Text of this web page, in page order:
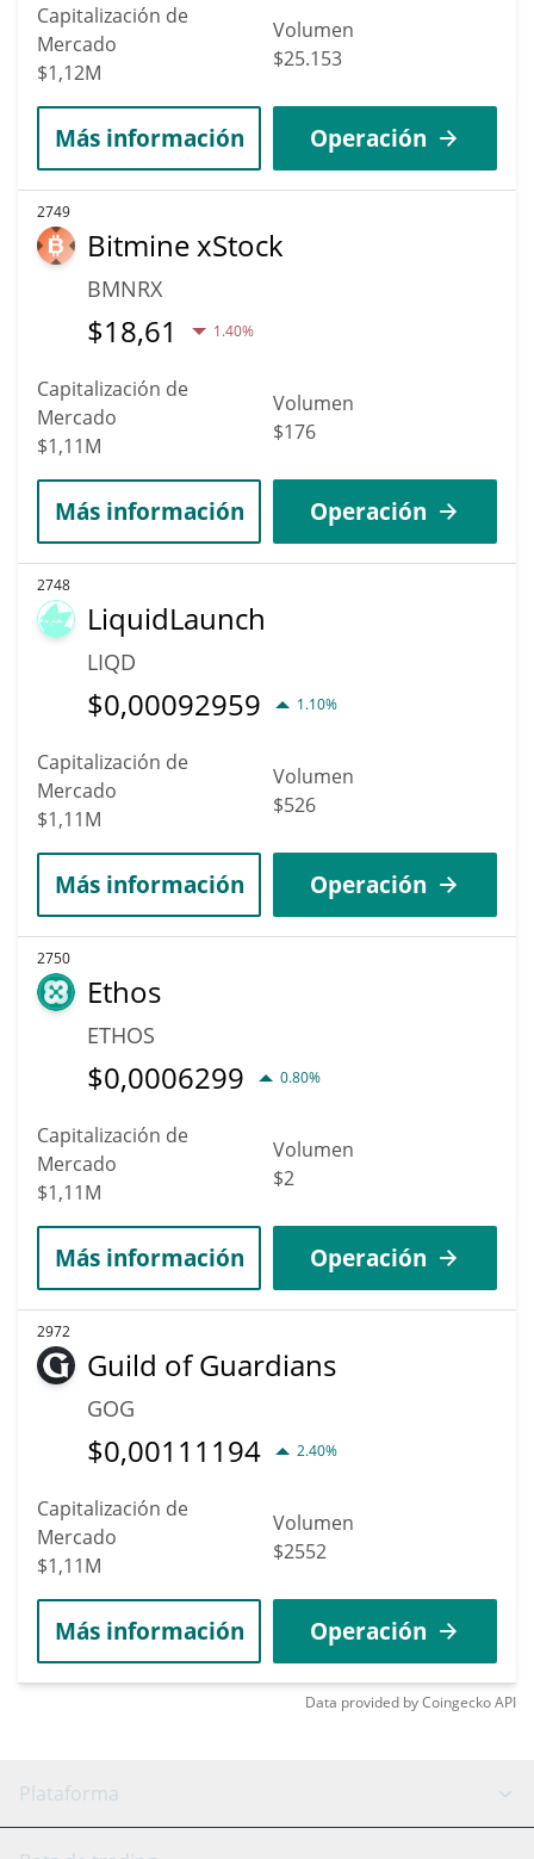
Capitalización de
Mercado
$1,12M
Volumen
$25.153
Más información Operación
2749
Bitmine xStock
BMNRX
$18,61 1.40%
Capitalización de
Mercado
$1,11M
Volumen
$176
Más información Operación
2748
LiquidLaunch
LIQD
$0,00092959 1.10%
Capitalización de
Mercado
$1,11M
Volumen
$526
Más información Operación
2750
Ethos
ETHOS
$0,0006299 0.80%
Capitalización de
Mercado
$1,11M
Volumen
$2
Más información Operación
2972
Guild of Guardians
GOG
$0,00111194 2.40%
Capitalización de
Mercado
$1,11M
Volumen
$2552
Más información Operación
Data provided byCoingeckoAPI
Plataforma